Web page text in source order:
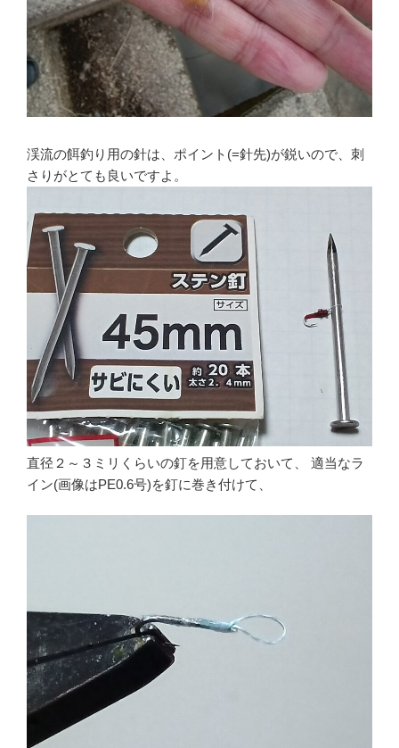
渓流の餌釣り用の針は、ポイント(=針先)が鋭いので、刺
さりがとても良いですよ。
直径２～３ミリくらいの釘を用意しておいて、 適当なラ
イン(画像はPE0.6号)を釘に巻き付けて、